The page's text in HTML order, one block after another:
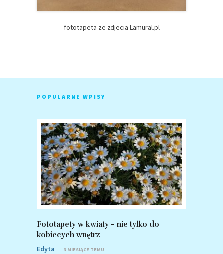
fototapeta ze zdjecia Lamural.pl
POPULARNE WPISY
Fototapety w kwiaty – nie tylko do
kobiecych wnętrz
Edyta
3 MIESIĄCE TEMU